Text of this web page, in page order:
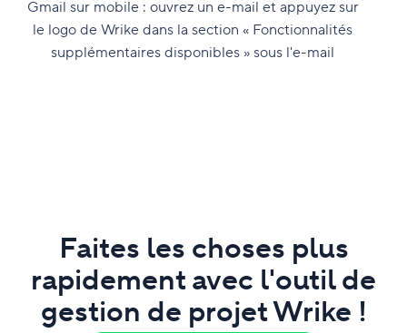
Gmail sur mobile : ouvrez un e-mail et appuyez sur
le logo de Wrike dans la section « Fonctionnalités
supplémentaires disponibles » sous l'e-mail
Faites les choses plus
rapidement avec l'outil de
gestion de projet Wrike !